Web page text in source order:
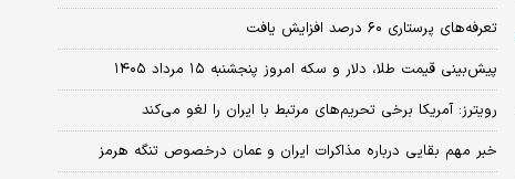
تعرفه‌های پرستاری ۶۰ درصد افزایش یافت
پیش‌بینی قیمت طلا، دلار و سکه امروز پنجشنبه ۱۵ مرداد ۱۴۰۵
رویترز: آمریکا برخی تحریم‌های مرتبط با ایران را لغو می‌کند
خبر مهم بقایی درباره مذاکرات ایران و عمان درخصوص تنگه هرمز